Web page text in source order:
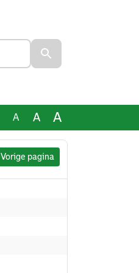
A A A
Vorige pagina